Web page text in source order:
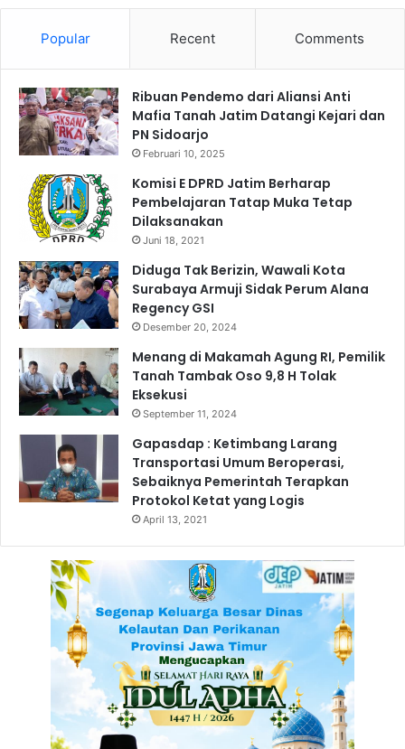
D
s
a
a
s
K
o
b
a
n
K
e
e
Popular Recent Comments
Ribuan Pendemo dari Aliansi Anti
Mafia Tanah Jatim Datangi Kejari dan
PN Sidoarjo
Februari 10, 2025
Komisi E DPRD Jatim Berharap
Pembelajaran Tatap Muka Tetap
Dilaksanakan
Juni 18, 2021
Diduga Tak Berizin, Wawali Kota
Surabaya Armuji Sidak Perum Alana
Regency GSI
Desember 20, 2024
Menang di Makamah Agung RI, Pemilik
Tanah Tambak Oso 9,8 H Tolak
Eksekusi
September 11, 2024
Gapasdap : Ketimbang Larang
Transportasi Umum Beroperasi,
Sebaiknya Pemerintah Terapkan
Protokol Ketat yang Logis
April 13, 2021